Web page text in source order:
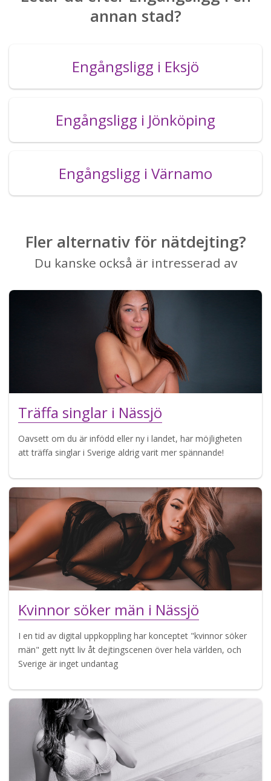
annan stad?
Engångsligg i Eksjö
Engångsligg i Jönköping
Engångsligg i Värnamo
Fler alternativ för nätdejting?
Du kanske också är intresserad av
Träffa singlar i Nässjö
Oavsett om du är infödd eller ny i landet, har möjligheten
att träffa singlar i Sverige aldrig varit mer spännande!
Kvinnor söker män i Nässjö
I en tid av digital uppkoppling har konceptet "kvinnor söker
män" gett nytt liv åt dejtingscenen över hela världen, och
Sverige är inget undantag